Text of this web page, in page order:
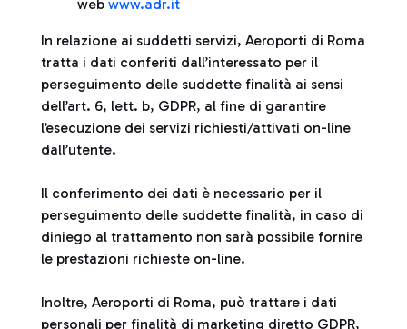
web www.adr.it
In relazione ai suddetti servizi, Aeroporti di Roma
tratta i dati conferiti dall’interessato per il
perseguimento delle suddette finalità ai sensi
dell’art. 6, lett. b, GDPR, al fine di garantire
l’esecuzione dei servizi richiesti/attivati on-line
dall’utente.
Il conferimento dei dati è necessario per il
perseguimento delle suddette finalità, in caso di
diniego al trattamento non sarà possibile fornire
le prestazioni richieste on-line.
Inoltre, Aeroporti di Roma, può trattare i dati
personali per finalità di marketing diretto GDPR,